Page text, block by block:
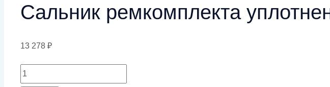
Сальник ремкомплекта
13 278 ₽
Количество